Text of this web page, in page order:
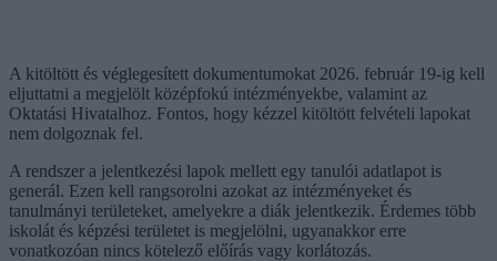
A kitöltött és véglegesített dokumentumokat 2026. február 19-ig kell
eljuttatni a megjelölt középfokú intézményekbe, valamint az
Oktatási Hivatalhoz. Fontos, hogy kézzel kitöltött felvételi lapokat
nem dolgoznak fel.
A rendszer a jelentkezési lapok mellett egy tanulói adatlapot is
generál. Ezen kell rangsorolni azokat az intézményeket és
tanulmányi területeket, amelyekre a diák jelentkezik. Érdemes több
iskolát és képzési területet is megjelölni, ugyanakkor erre
vonatkozóan nincs kötelező előírás vagy korlátozás.